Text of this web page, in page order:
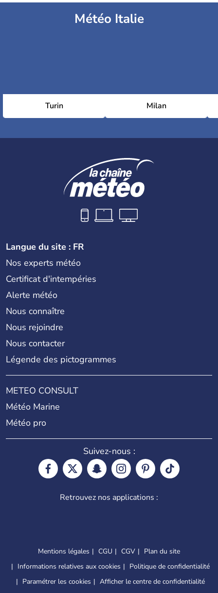
Météo Italie
Turin Milan
Langue du site : FR
Nos experts météo
Certificat d'intempéries
Alerte météo
Nous connaître
Nous rejoindre
Nous contacter
Légende des pictogrammes
METEO CONSULT
Météo Marine
Météo pro
Suivez-nous :
Retrouvez nos applications :
Mentions légales CGU CGV
Plan du site
Informations relatives aux cookies
Politique de confidentialité
Paramétrer les cookies
Afficher le centre de confidentialité